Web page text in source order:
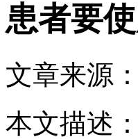
患者要
文章来源
本文描述